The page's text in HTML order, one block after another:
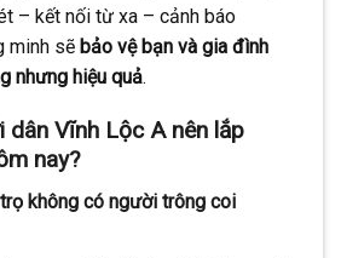
– kết nối từ xa – cảnh báo
minh sẽ bảo vệ bạn và gia đình
nhưng hiệu quả.
dân Vĩnh Lộc A nên lắp
nay?
không có người trông coi